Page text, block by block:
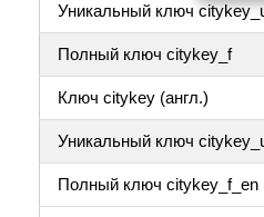
Уникальный ключ
Полный ключ citykey_f
Ключ citykey (англ.)
Уникальный ключ
Полный ключ citykey_f_en